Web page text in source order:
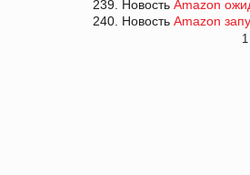
239. Новость Amazon
240. Новость Amazon
1